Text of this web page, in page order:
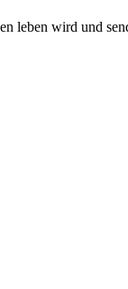
leben wird und